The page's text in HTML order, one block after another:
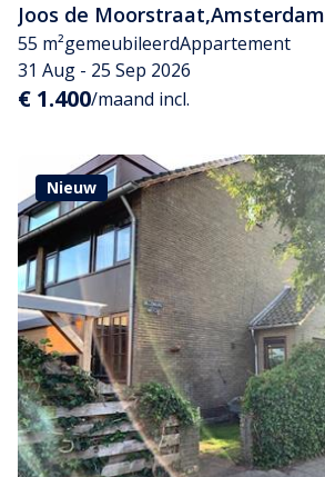
Joos de Moorstraat,Amsterdam
55 m²gemeubileerdAppartement
31 Aug - 25 Sep 2026
€ 1.400/maand incl.
Nieuw